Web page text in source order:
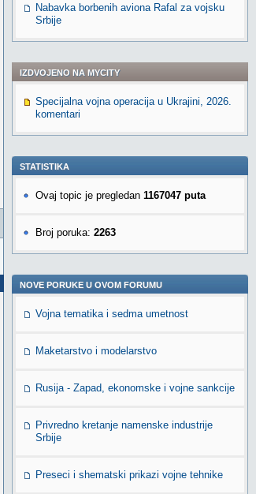
Nabavka borbenih aviona Rafal za vojsku
Srbije
IZDVOJENO NA MYCITY
Specijalna vojna operacija u Ukrajini, 2026.
komentari
STATISTIKA
Ovaj topic je pregledan 1167047 puta
Broj poruka: 2263
NOVE PORUKE U OVOM FORUMU
Vojna tematika i sedma umetnost
Maketarstvo i modelarstvo
Rusija - Zapad, ekonomske i vojne sankcije
Privredno kretanje namenske industrije
Srbije
Preseci i shematski prikazi vojne tehnike